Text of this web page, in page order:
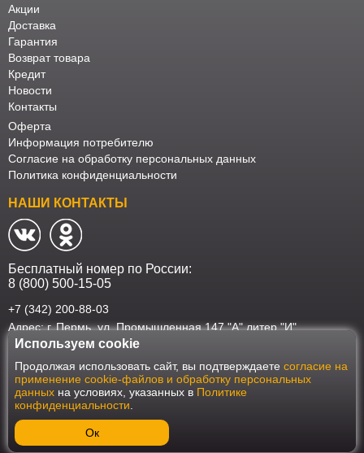
Акции
Доставка
Гарантия
Возврат товара
Кредит
Новости
Контакты
Оферта
Информация потребителю
Согласие на обработку персональных данных
Политика конфиденциальности
НАШИ КОНТАКТЫ
Бесплатный номер по России:
8 (800) 500-15-05
+7 (342) 200-88-03
Адрес: г. Пермь, ул. Промышленная 147 "А" литер "И"
Наш интернет-магазин работает в соответствии с требованиями
Федерального закона от 27 июля 2006 года №152-ФЗ "О персональных
данных". Оформить заказ на сайте Мебеласка возможно только при
наличии согласия на обработку Ваших персональных данных. Для
улучшения работы сайта и его взаимодействия с пользователями мы
используем файлы cookie. Продолжая пользоваться сайтом, вы
соглашаетесь с использованием cookie.
Используем cookie
Продолжая использовать сайт, вы подтверждаете согласие на
применение cookie-файлов и обработку персональных
данных на условиях, указанных в Политике
конфиденциальности
Ок